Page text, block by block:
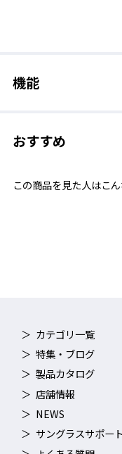
機能
おすすめ
この商品を見た人はこ
カテゴリ一覧
特集・ブログ
製品カタログ
店舗情報
NEWS
サングラスサポー